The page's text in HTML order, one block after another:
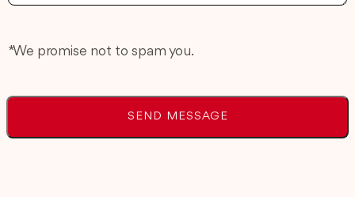
* We promise not to spam you.